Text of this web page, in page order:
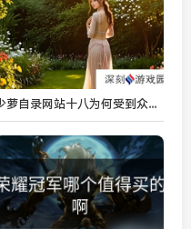
少萝自录网站十八为何受到众多创作者青睐？